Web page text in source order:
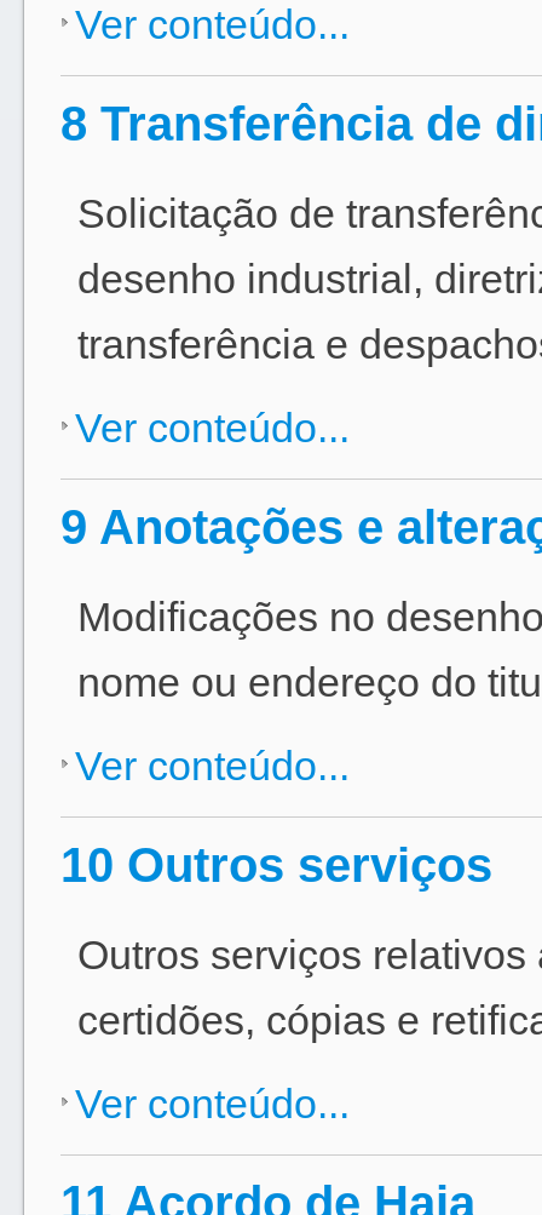
Ver conteúdo...
8 Transferência de
Solicitação de
desenho industrial,
transferência e
Ver conteúdo...
9 Anotações e
Modificações no
nome ou endereço do
Ver conteúdo...
10 Outros serviços
Outros serviços
certidões, cópias e
Ver conteúdo...
11 Acordo de Haia